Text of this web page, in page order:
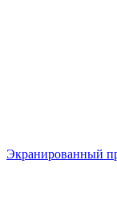
Экранированный